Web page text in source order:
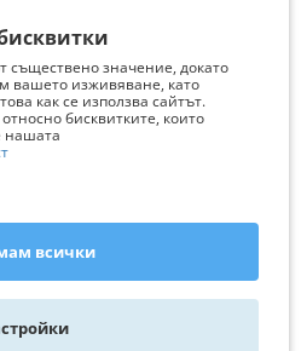
съществено значение, докато
вашето изживяване, като
как се използва сайтът.
бисквитките, които
нашата
всички